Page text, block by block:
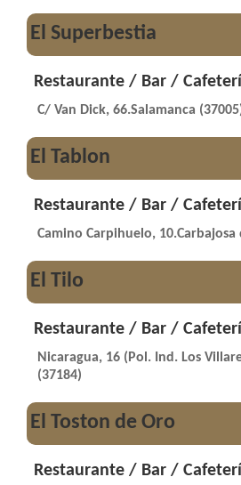
El Superbestia
Restaurante / Bar /
C/ Van Dick, 66.Salamanca
El Tablon
Restaurante / Bar /
Camino Carpihuelo, 10.Carbajosa
El Tilo
Restaurante / Bar /
Nicaragua, 16 (Pol. Ind. Los
(37184)
El Toston de Oro
Restaurante / Bar /